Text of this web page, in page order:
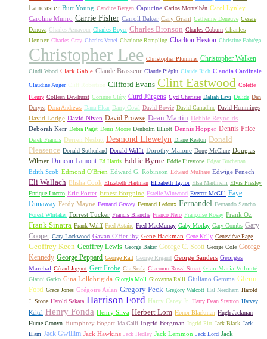
Lancaster Burt Young Candice Bergen Capucine Carlos Montalbán Carol Lynley
Caroline Munro Carrie Fisher Carroll Baker Cary Grant Catherine Deneuve Cesare
Danova Charles Aznavour Charles Boyer Charles Bronson Charles Coburn Charles
Denner Charles Gray Charles Vanel Charlotte Rampling Charlton Heston Christine Fabréga
Christopher Lee Christopher Plummer Christopher Walken
Cindi Wood Clark Gable Claude Brasseur Claude Piéplu Claude Rich Claudia Cardinale
Claudine Auger Cliff Robertson Clifford Evans Clint Eastwood Colette
Fleury Colleen Dewhurst Corinne Cléry Curd Jürgens Cyd Charisse Daliah Lavi Dalida Dan
Duryea Dana Andrews Dana Elcar Darry Cowl David Bowie David Carradine David Hemmings
David Lodge David Niven David Prowse Dean Martin Debbie Reynolds
Deborah Kerr Debra Paget Demi Moore Denholm Elliott Dennis Hopper Dennis Price
Derek Francis Derren Nesbitt Desmond Llewelyn Diane Keaton Donald
Pleasence Donald Sutherland Donald Wolfit Dorothy Malone Doug McClure Douglas
Wilmer Duncan Lamont Ed Harris Eddie Byrne Eddie Firestone Edgar Buchanan
Edith Scob Edmond O'Brien Edward G. Robinson Edward Mulhare Edwige Fenech
Eli Wallach Elisha Cook Elizabeth Hartman Elizabeth Taylor Elsa Martinelli Elvis Presley
Enrique Lucero Eric Porter Ernest Borgnine Estelle Winwood Everett McGill Faye
Dunaway Ferdy Mayne Fernand Gravey Fernand Ledoux Fernandel Fernando Sancho
Forest Whitaker Forrest Tucker Francis Blanche Franco Nero Françoise Rosay Frank Oz
Frank Sinatra Frank Wolff Fred Astaire Fred MacMurray Gaby Morlay Gary Combs Gary
Cooper Gary Lockwood Gavan O'Herlihy Gene Hackman Gene Kelly Geneviève Page
Geoffrey Keen Geoffrey Lewis George Baker George C. Scott George Cole George
Kennedy George Peppard George Raft George Rigaud George Sanders Georges
Marchal Gérard Jugnot Gert Fröbe Gia Scala Giacomo Rossi-Stuart Gian Maria Volonté
Gianni Garko Gina Lollobrigida Giorgia Moll Giovanna Ralli Giuliano Gemma Glenn
Ford Grace Jones Grégoire Aslan Gregory Peck Gregory Walcott Hal Needham Harold
J. Stone Harold Sakata Harrison Ford Harry Carey Jr. Harry Dean Stanton Harvey
Keitel Henry Fonda Henry Silva Herbert Lom Honor Blackman Hugh Jackman
Hume Cronyn Humphrey Bogart Ida Galli Ingrid Bergman Ingrid Pitt Jack Black Jack
Elam Jack Gwillim Jack Hawkins Jack Hedley Jack Lemmon Jack Lord Jack